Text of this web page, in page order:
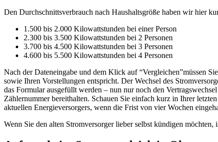
Den Durchschnittsverbrauch nach Haushaltsgröße haben wir hier
1.500 bis 2.000 Kilowattstunden bei einer Person
2.300 bis 3.500 Kilowattstunden bei 2 Personen
3.700 bis 4.500 Kilowattstunden bei 3 Personen
4.600 bis 5.500 Kilowattstunden bei 4 Personen
Nach der Dateneingabe und dem Klick auf “Vergleichen”müssen
sowie Ihren Vorstellungen entspricht. Der Wechsel des
das Formular ausgefüllt werden – nun nur noch den
Zählernummer bereithalten. Schauen Sie einfach kurz in Ihrer
aktuellen Energieversorgers, wenn die Frist von vier Wochen
Wenn Sie den alten Stromversorger lieber selbst kündigen